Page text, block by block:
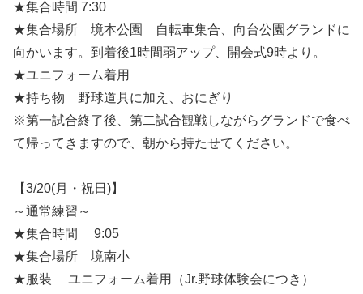
★集合時間 7:30
★集合場所 境本公園 自転車集合、向台公園グランドに
向かいます。到着後1時間弱アップ、開会式9時より。
★ユニフォーム着用
★持ち物 野球道具に加え、おにぎり
※第一試合終了後、第二試合観戦しながらグランドで食べ
て帰ってきますので、朝から持たせてください。
【3/20(月・祝日)】
～通常練習～
★集合時間 9:05
★集合場所 境南小
★服装 ユニフォーム着用（Jr.野球体験会につき）